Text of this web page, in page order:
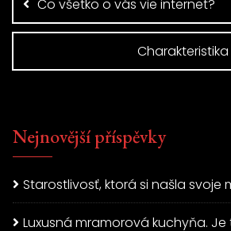
příspěvek
Čo všetko o vás vie internet?
Nejnovější příspěvky
Starostlivosť, ktorá si našla svoje
Luxusná mramorová kuchyňa. Je